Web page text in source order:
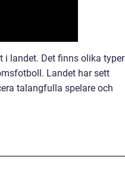
landet. Det finns olika typer
Landet har sett
talangfulla spelare och